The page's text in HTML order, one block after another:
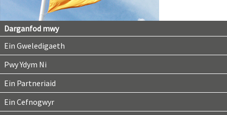
Darganfod mwy
Ein Gweledigaeth
Pwy Ydym Ni
Ein Partneriaid
Ein Cefnogwyr